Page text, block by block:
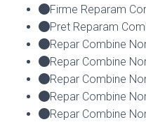
Firme Reparam
Pret Reparam
Repar Combine
Repar Combine
Repar Combine
Repar Combine
Repar Combine